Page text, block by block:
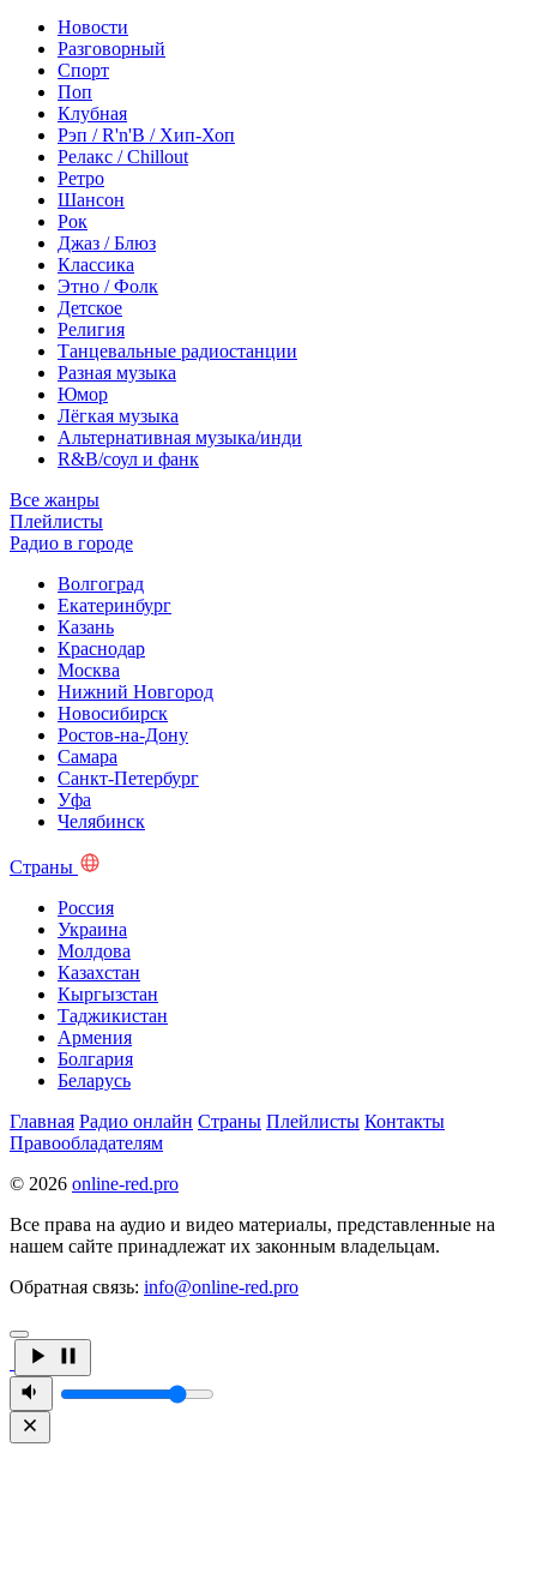
Новости
Разговорный
Спорт
Поп
Клубная
Рэп / R'n'B / Хип-Хоп
Релакс / Chillout
Ретро
Шансон
Рок
Джаз / Блюз
Классика
Этно / Фолк
Детское
Религия
Танцевальные радиостанции
Разная музыка
Юмор
Лёгкая музыка
Альтернативная музыка/инди
R&B/cоул и фанк
Все жанры
Плейлисты
Радио в городе
Волгоград
Екатеринбург
Казань
Краснодар
Москва
Нижний Новгород
Новосибирск
Ростов-на-Дону
Самара
Санкт-Петербург
Уфа
Челябинск
Страны
Россия
Украина
Молдова
Казахстан
Кыргызстан
Таджикистан
Армения
Болгария
Беларусь
Главная Радио онлайн Страны Плейлисты Контакты
Правообладателям
© 2026 online-red.pro
Все права на аудио и видео материалы, представленные на
нашем сайте принадлежат их законным владельцам.
Обратная связь: info@online-red.pro